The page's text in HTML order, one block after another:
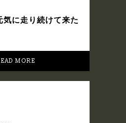
気に走り続けて来た
MORE